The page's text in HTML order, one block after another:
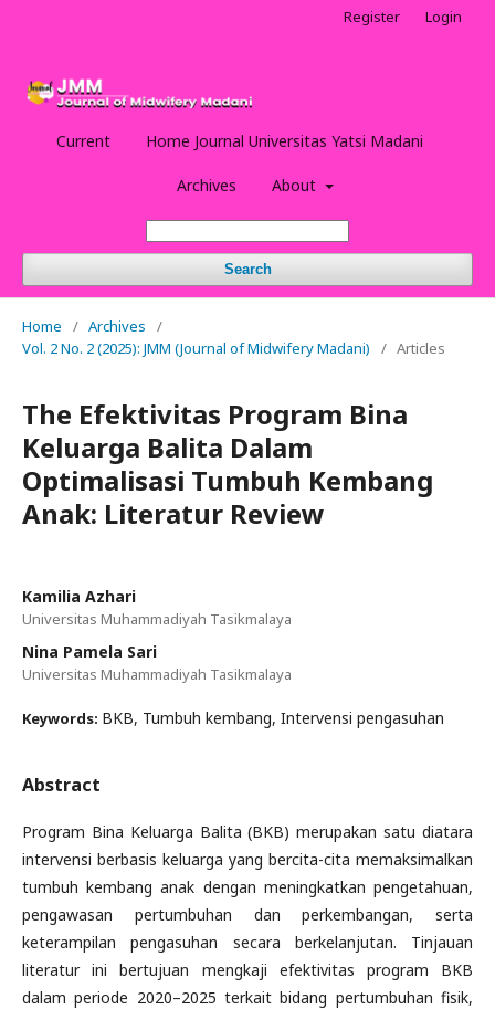
Current Home Journal Universitas Yatsi Madani
Archives About
Search
Register Login
Home / Archives
/
Vol. 2 No. 2 (2025): JMM (Journal of Midwifery Madani)
/ Articles
The Efektivitas Program Bina
Keluarga Balita Dalam
Optimalisasi Tumbuh Kembang
Anak: Literatur Review
Kamilia Azhari
Universitas Muhammadiyah Tasikmalaya
Nina Pamela Sari
Universitas Muhammadiyah Tasikmalaya
Keywords: BKB, Tumbuh kembang, Intervensi pengasuhan
Abstract
Program Bina Keluarga Balita (BKB) merupakan satu diatara
intervensi berbasis keluarga yang bercita-cita memaksimalkan
tumbuh kembang anak dengan meningkatkan pengetahuan,
pengawasan pertumbuhan dan perkembangan, serta
keterampilan pengasuhan secara berkelanjutan. Tinjauan
literatur ini bertujuan mengkaji efektivitas program BKB
dalam periode 2020–2025 terkait bidang pertumbuhan fisik,